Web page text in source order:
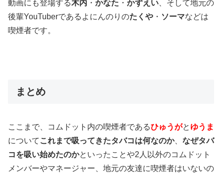
動画にも登場する木内 ・ かなた ・ かずえい 、そして地元の
後輩YouTuberである よにんのりのたくや ・ ソーマなどは
喫煙者です。
まとめ
ここまで、コムドット内の喫煙者であるひゅうがと ゆうま
について これまで吸ってきたタバコは何なのか、 なぜタバ
コを吸い始めたのかといったことや2人以外のコムドット
メンバーやマネージャー、地元の友達に喫煙者はいないの